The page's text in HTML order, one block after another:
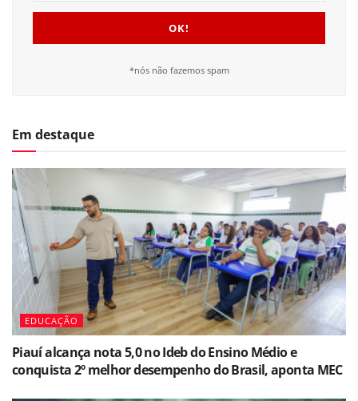
*nós não fazemos spam
Em destaque
EDUCAÇÃO
Piauí alcança nota 5,0 no Ideb do Ensino Médio e
conquista 2º melhor desempenho do Brasil, aponta MEC